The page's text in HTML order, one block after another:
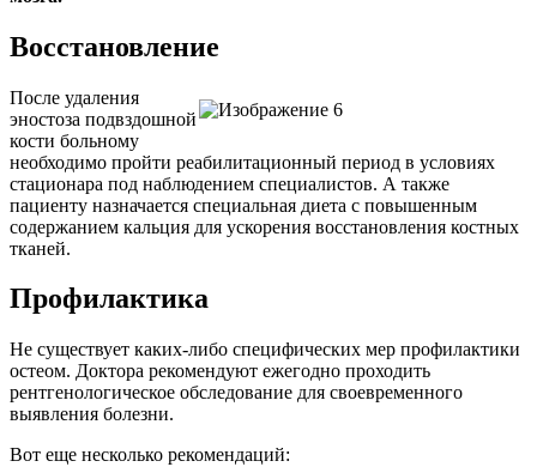
Восстановление
После удаления
эностоза подвздошной
кости больному
необходимо пройти реабилитационный период в условиях
стационара под наблюдением специалистов. А также
пациенту назначается специальная диета с повышенным
содержанием кальция для ускорения восстановления костных
тканей.
Профилактика
Не существует каких-либо специфических мер профилактики
остеом. Доктора рекомендуют ежегодно проходить
рентгенологическое обследование для своевременного
выявления болезни.
Вот еще несколько рекомендаций: